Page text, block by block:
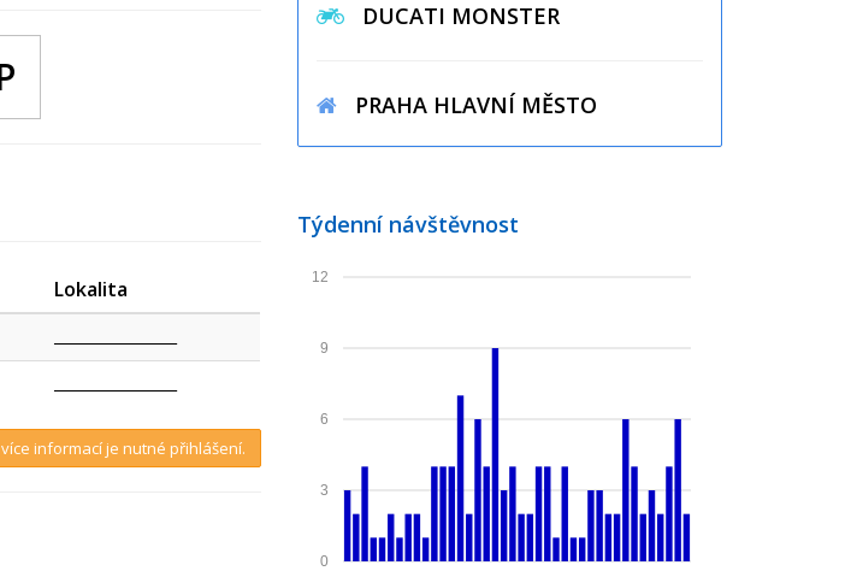
Lokalita
informací je nutné přihlášení.
DUCATI MONSTER
PRAHA HLAVNÍ MĚSTO
Týdenní návštěvnost
0
3
6
9
12